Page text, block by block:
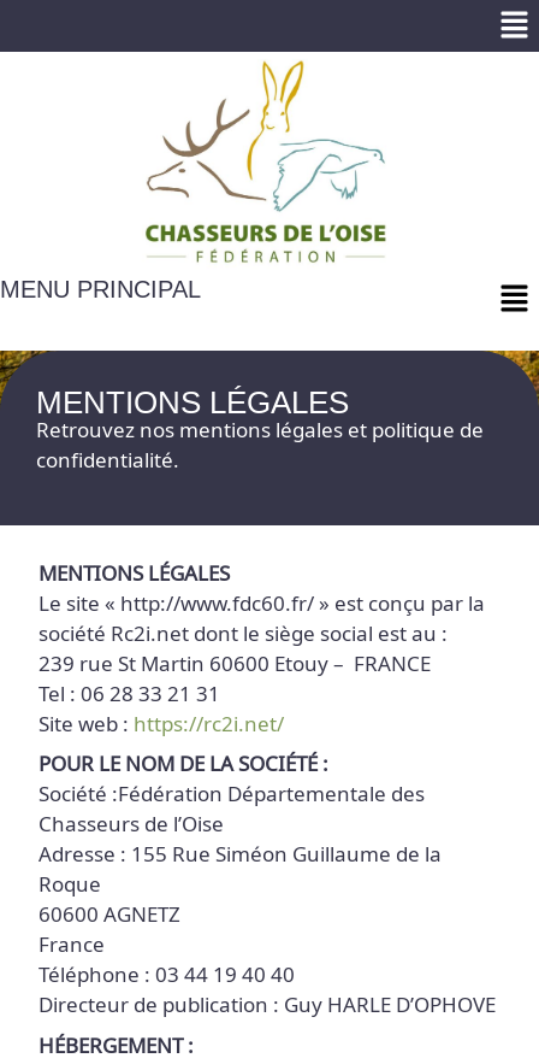
MENU PRINCIPAL
MENTIONS LÉGALES
Retrouvez nos mentions légales et politique de
confidentialité.
MENTIONSLÉGALES
Le site « http://www.fdc60.fr/ » est conçu par la
société Rc2i.net dont le siège social est au :
239 rue St Martin 60600 Etouy – FRANCE
Tel : 06 28 33 21 31
Site web : https://rc2i.net/
POUR LE NOM DE LA SOCIÉTÉ :
Société :Fédération Départementale des
Chasseurs de l’Oise
Adresse : 155 Rue Siméon Guillaume de la
Roque
60600 AGNETZ
France
Téléphone : 03 44 19 40 40
Directeur de publication : Guy HARLE D’OPHOVE
HÉBERGEMENT :